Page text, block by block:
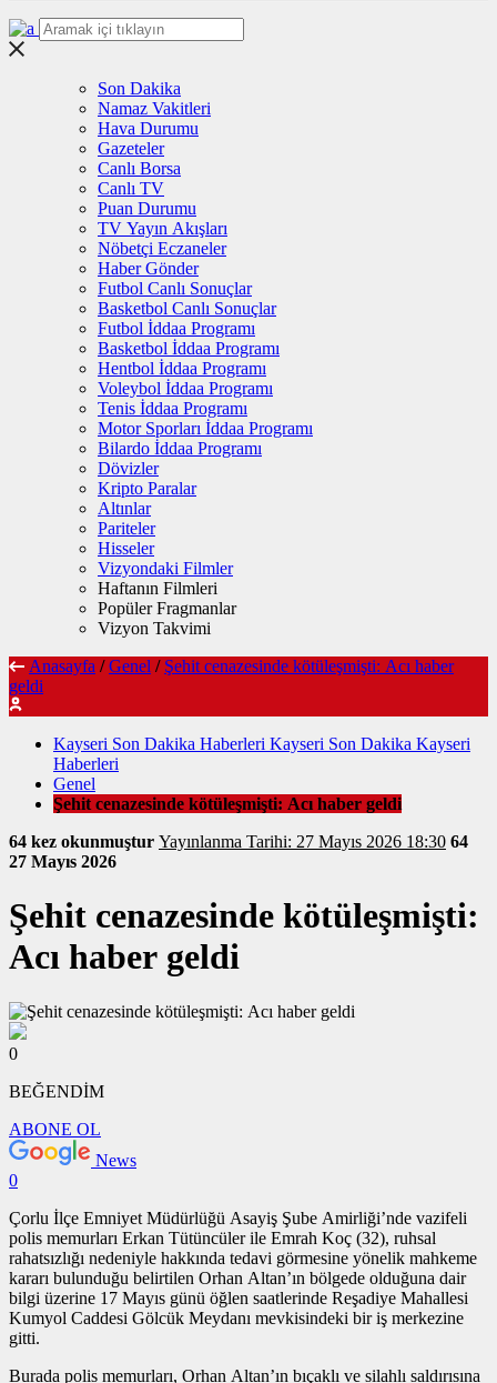
Son Dakika
Namaz Vakitleri
Hava Durumu
Gazeteler
Canlı Borsa
Canlı TV
Puan Durumu
TV Yayın Akışları
Nöbetçi Eczaneler
Haber Gönder
Futbol Canlı Sonuçlar
Basketbol Canlı Sonuçlar
Futbol İddaa Programı
Basketbol İddaa Programı
Hentbol İddaa Programı
Voleybol İddaa Programı
Tenis İddaa Programı
Motor Sporları İddaa Programı
Bilardo İddaa Programı
Dövizler
Kripto Paralar
Altınlar
Pariteler
Hisseler
Vizyondaki Filmler
Haftanın Filmleri
Popüler Fragmanlar
Vizyon Takvimi
Anasayfa / Genel / Şehit cenazesinde kötüleşmişti: Acı haber
geldi
Kayseri Son Dakika Haberleri Kayseri Son Dakika Kayseri
Haberleri
Genel
Şehit cenazesinde kötüleşmişti: Acı haber geldi
64 kez okunmuştur
Yayınlanma Tarihi: 27 Mayıs 2026 18:30 64
27 Mayıs 2026
Şehit cenazesinde kötüleşmişti:
Acı haber geldi
0
BEĞENDİM
ABONE OL
News
0
Çorlu İlçe Emniyet Müdürlüğü Asayiş Şube Amirliği’nde vazifeli
polis memurları Erkan Tütüncüler ile Emrah Koç (32), ruhsal
rahatsızlığı nedeniyle hakkında tedavi görmesine yönelik mahkeme
kararı bulunduğu belirtilen Orhan Altan’ın bölgede olduğuna dair
bilgi üzerine 17 Mayıs günü öğlen saatlerinde Reşadiye Mahallesi
Kumyol Caddesi Gölcük Meydanı mevkisindeki bir iş merkezine
gitti.
Burada polis memurları, Orhan Altan’ın bıçaklı ve silahlı saldırısına